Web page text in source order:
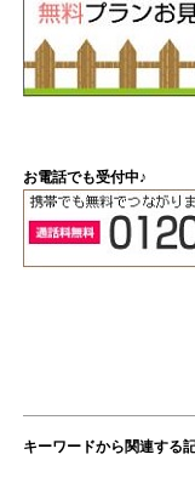
お電話でも受付中♪
キーワードから関連する